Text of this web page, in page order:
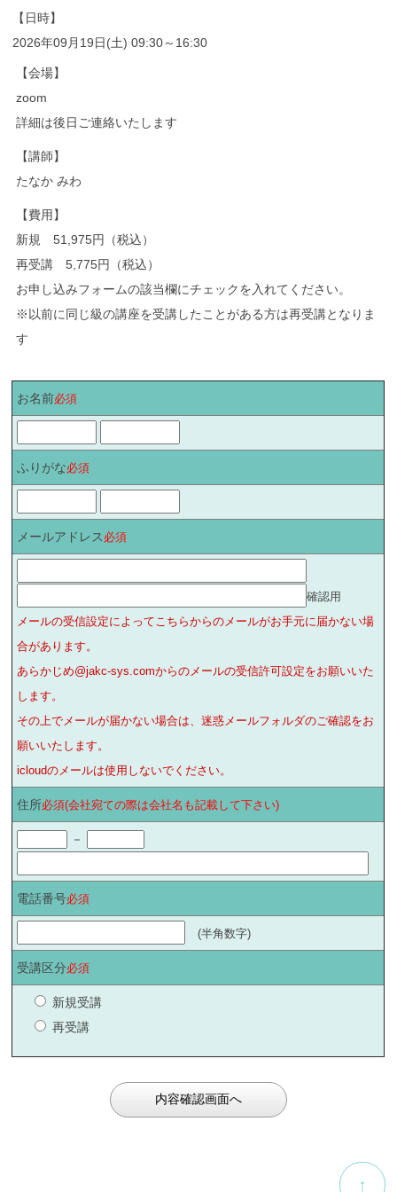
【日時】
2026年09月19日(土) 09:30～16:30
【会場】
zoom
詳細は後日ご連絡いたします
【講師】
たなか みわ
【費用】
新規 51,975円（税込）
再受講 5,775円（税込）
お申し込みフォームの該当欄にチェックを入れてください。
※以前に同じ級の講座を受講したことがある方は再受講となりま
す
お名前必須
ふりがな必須
メールアドレス 必須
確認用
メールの受信設定によってこちらからのメールがお手元に届かない場
合があります。
あらかじめ@jakc-sys.comからのメールの受信許可設定をお願いいた
します。
その上でメールが届かない場合は、迷惑メールフォルダのご確認をお
願いいたします。
icloudのメールは使用しないでください。
住所必須(会社宛ての際は会社名も記載して下さい)
－
電話番号必須
(半角数字)
受講区分必須
新規受講
再受講
↑